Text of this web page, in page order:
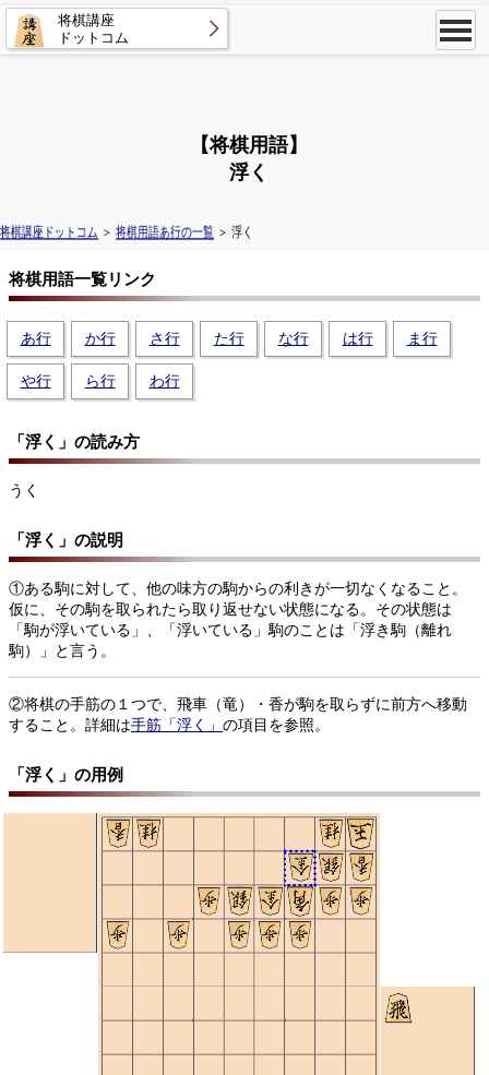
将棋講座
ドットコム
【将棋用語】
浮く
将棋講座ドットコム ＞ 将棋用語あ行の一覧 ＞ 浮く
将棋用語一覧リンク
あ行 か行 さ行 た行 な行 は行 ま行
や行 ら行 わ行
「浮く」の読み方
うく
「浮く」の説明
①ある駒に対して、他の味方の駒からの利きが一切なくなること。
仮に、その駒を取られたら取り返せない状態になる。その状態は
「駒が浮いている」、「浮いている」駒のことは「浮き駒（離れ
駒）」と言う。
②将棋の手筋の１つで、飛車（竜）・香が駒を取らずに前方へ移動
すること。詳細は手筋「浮く」 の項目を参照。
「浮く」の用例